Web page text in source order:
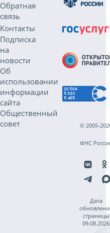
Обратная
связь
Контакты
Подписка
на
новости
Об
использовании
информации
сайта
Общественный
совет
© 2005-
ФНС
Дата
страницы
09.08.2026